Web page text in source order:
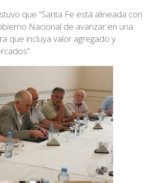
que “Santa Fe está alineada con
Nacional de avanzar en una
que incluya valor agregado y